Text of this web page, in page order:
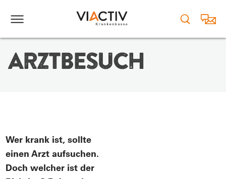
ARZTBESUCH
Wer krank ist, sollte
einen Arzt aufsuchen.
Doch welcher ist der